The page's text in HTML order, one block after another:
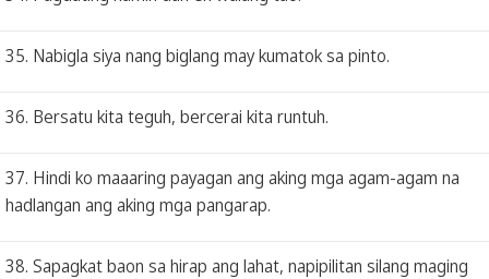
35. Nabigla siya nang biglang may kumatok sa pinto.
36. Bersatu kita teguh, bercerai kita runtuh.
37. Hindi ko maaaring payagan ang aking mga agam-agam na
hadlangan ang aking mga pangarap.
38. Sapagkat baon sa hirap ang lahat, napipilitan silang maging